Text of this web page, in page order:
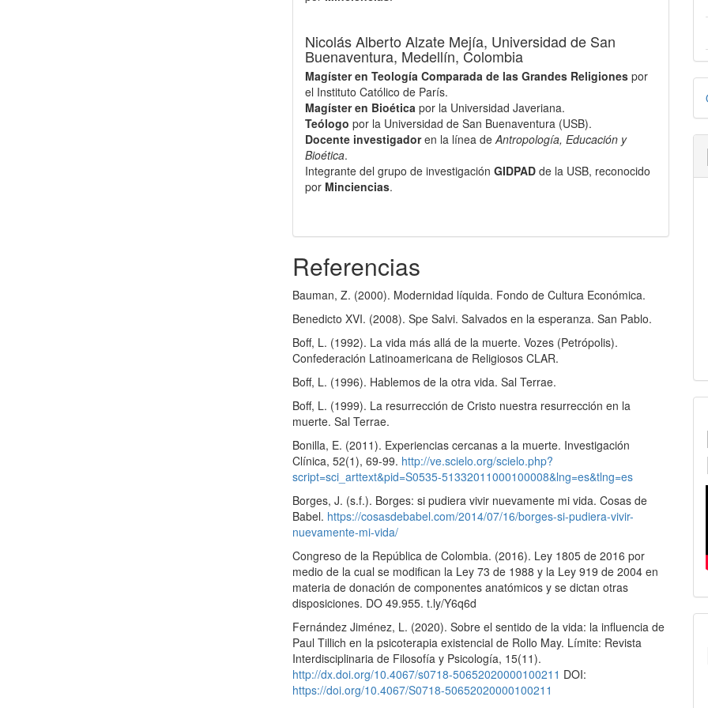
Nicolás Alberto Alzate Mejía, Universidad de San
Buenaventura, Medellín, Colombia
Magíster en Teología Comparada de las Grandes Religiones por
el Instituto Católico de París.
Magíster en Bioética por la Universidad Javeriana.
Teólogo por la Universidad de San Buenaventura (USB).
Docente investigadoren la línea deAntropología, Educación y
Bioética.
Integrante del grupo de investigaciónGIDPAD de la USB, reconocido
por Minciencias.
Referencias
Bauman, Z. (2000). Modernidad líquida. Fondo de Cultura Económica.
Benedicto XVI. (2008). Spe Salvi. Salvados en la esperanza. San Pablo.
Boff, L. (1992). La vida más allá de la muerte. Vozes (Petrópolis).
Confederación Latinoamericana de Religiosos CLAR.
Boff, L. (1996). Hablemos de la otra vida. Sal Terrae.
Boff, L. (1999). La resurrección de Cristo nuestra resurrección en la
muerte. Sal Terrae.
Bonilla, E. (2011). Experiencias cercanas a la muerte. Investigación
Clínica, 52(1), 69-99. http://ve.scielo.org/scielo.php?
script=sci_arttext&pid=S0535-51332011000100008&lng=es&tlng=es
Borges, J. (s.f.). Borges: si pudiera vivir nuevamente mi vida. Cosas de
Babel. https://cosasdebabel.com/2014/07/16/borges-si-pudiera-vivir-
nuevamente-mi-vida/
Congreso de la República de Colombia. (2016). Ley 1805 de 2016 por
medio de la cual se modifican la Ley 73 de 1988 y la Ley 919 de 2004 en
materia de donación de componentes anatómicos y se dictan otras
disposiciones. DO 49.955. t.ly/Y6q6d
Fernández Jiménez, L. (2020). Sobre el sentido de la vida: la influencia de
Paul Tillich en la psicoterapia existencial de Rollo May. Límite: Revista
Interdisciplinaria de Filosofía y Psicología, 15(11).
http://dx.doi.org/10.4067/s0718-50652020000100211 DOI:
https://doi.org/10.4067/S0718-50652020000100211